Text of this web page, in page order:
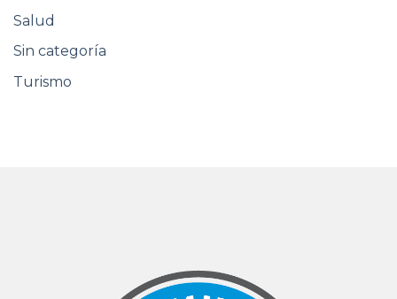
Salud
Sin categoría
Turismo